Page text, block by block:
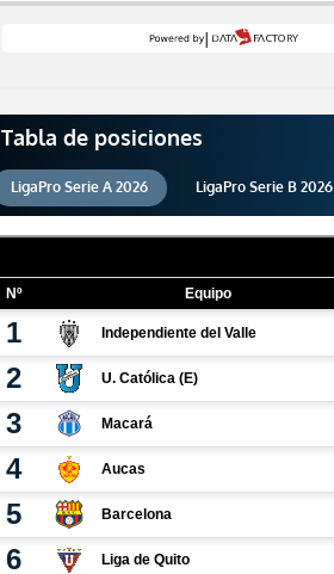
Tabla de posiciones
LigaPro Serie A 2026 LigaPro Serie B 2026